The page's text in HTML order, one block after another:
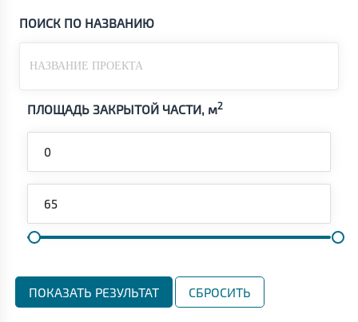
ПОИСК ПО НАЗВАНИЮ
ПЛОЩАДЬ ЗАКРЫТОЙ ЧАСТИ, м2
СБРОСИТЬ